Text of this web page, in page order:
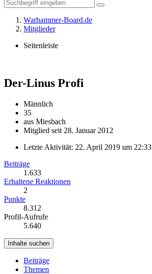
Warhammer-Board.de
Mitglieder
Seitenleiste
Der-Linus Profi
Männlich
35
aus Miesbach
Mitglied seit 28. Januar 2012
Letzte Aktivität: 22. April 2019 um 22:33
Beiträge
1.633
Erhaltene Reaktionen
2
Punkte
8.312
Profil-Aufrufe
5.640
Inhalte suchen
Beiträge
Themen